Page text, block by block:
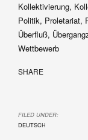
Kollektivierung,
Politik, Proletariat,
Überfluß,
Wettbewerb
SHARE
FILED UNDER:
DEUTSCH